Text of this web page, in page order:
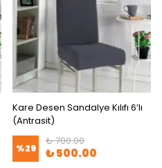
Kare Desen Sandalye Kılıfı 6’lı
(Antrasit)
%29
₺ 700.00
₺ 500.00